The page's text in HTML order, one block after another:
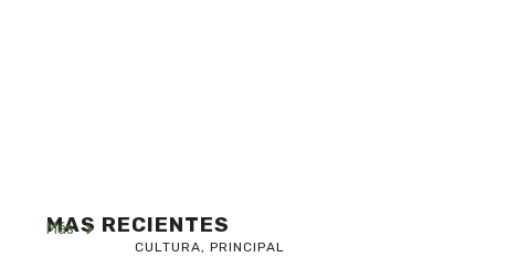
MAS RECIENTES
Más
CULTURA, PRINCIPAL